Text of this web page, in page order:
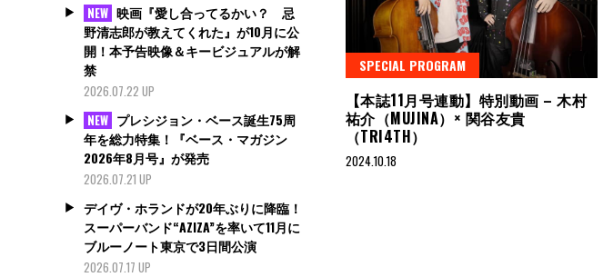
SPECIAL PROGRAM
【本誌11月号連動】特別動画 – 木村
祐介（MUJINA）× 関谷友貴
（TRI4TH）
2024.10.18
NEW 映画『愛し合ってるかい？ 忌
野清志郎が教えてくれた』が10月に公
開！本予告映像＆キービジュアルが解
禁
2026.07.22 UP
NEW プレシジョン・ベース誕生75周
年を総力特集！『ベース・マガジン
2026年8月号』が発売
2026.07.21 UP
デイヴ・ホランドが20年ぶりに降臨！
スーパーバンド“AZIZA”を率いて11月に
ブルーノート東京で3日間公演
2026.07.17 UP